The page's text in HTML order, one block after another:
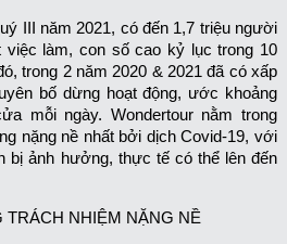
III năm 2021, có đến 1,7 triệu người
việc làm, con số cao kỷ lục trong 10
trong 2 năm 2020 & 2021 đã có xấp
bố dừng hoạt động, ước khoảng
mỗi ngày. Wondertour nằm trong
nặng nề nhất bởi dịch Covid-19, với
bị ảnh hưởng, thực tế có thể lên đến
NHIỆM NẶNG NỀ